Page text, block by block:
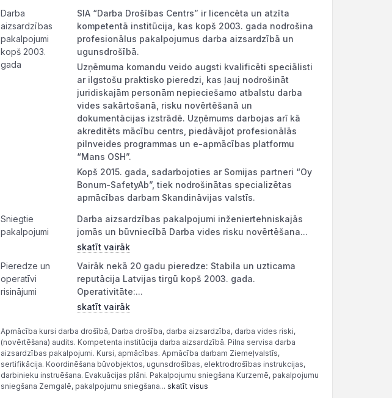
Darba
aizsardzības
pakalpojumi
kopš 2003.
gada
SIA “Darba Drošības Centrs” ir licencēta un atzīta
kompetentā institūcija, kas kopš 2003. gada nodrošina
profesionālus pakalpojumus darba aizsardzībā un
ugunsdrošībā.
Uzņēmuma komandu veido augsti kvalificēti speciālisti
ar ilgstošu praktisko pieredzi, kas ļauj nodrošināt
juridiskajām personām nepieciešamo atbalstu darba
vides sakārtošanā, risku novērtēšanā un
dokumentācijas izstrādē. Uzņēmums darbojas arī kā
akreditēts mācību centrs, piedāvājot profesionālās
pilnveides programmas un e-apmācības platformu
“Mans OSH”.
Kopš 2015. gada, sadarbojoties ar Somijas partneri “Oy
Bonum-SafetyAb”, tiek nodrošinātas specializētas
apmācības darbam Skandināvijas valstīs.
Sniegtie
pakalpojumi
Darba aizsardzības pakalpojumi inženiertehniskajās
jomās un būvniecībā Darba vides risku novērtēšana...
skatīt vairāk
Pieredze un
operatīvi
risinājumi
Vairāk nekā 20 gadu pieredze: Stabila un uzticama
reputācija Latvijas tirgū kopš 2003. gada.
Operativitāte:...
skatīt vairāk
Apmācība kursi darba drošībā, Darba drošība, darba aizsardzība, darba vides riski,
(novērtēšana) audits. Kompetenta institūcija darba aizsardzībā. Pilna servisa darba
aizsardzības pakalpojumi. Kursi, apmācības. Apmācība darbam Ziemeļvalstīs,
sertifikācija. Koordinēšana būvobjektos, ugunsdrošības, elektrodrošības instrukcijas,
darbinieku instruēšana. Evakuācijas plāni. Pakalpojumu sniegšana Kurzemē, pakalpojumu
sniegšana Zemgalē, pakalpojumu sniegšana... skatīt visus